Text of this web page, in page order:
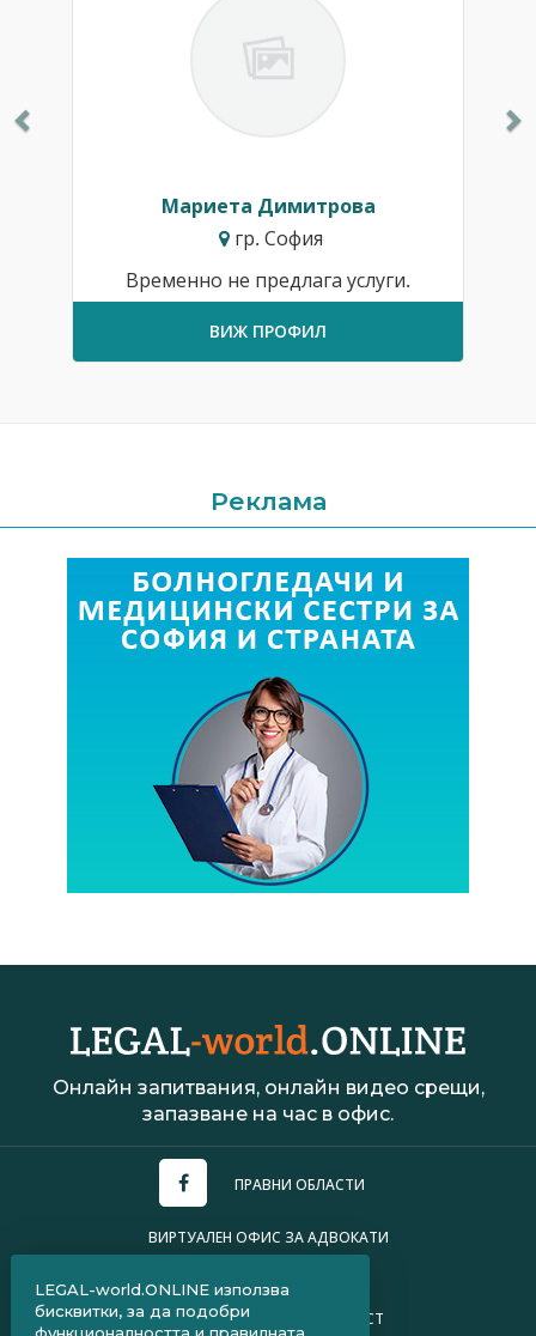
Мариета Димитрова
гр. София
Временно не предлага услуги.
ВИЖ ПРОФИЛ
Реклама
Онлайн запитвания, онлайн видео срещи,
запазване на час в офис.
ПРАВНИ ОБЛАСТИ
ВИРТУАЛЕН ОФИС ЗА АДВОКАТИ
ПОЛИТИКА ЗА ПОВЕРИТЕЛНОСТ
LEGAL-world.ONLINE използва
бисквитки, за да подобри